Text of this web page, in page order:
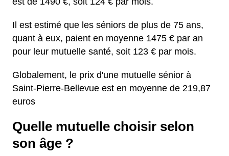
Il est estimé que les séniors de plus de 75 ans,
quant à eux, paient en moyenne 1475 € par an
pour leur mutuelle santé, soit 123 € par mois.
Globalement, le prix d'une mutuelle sénior à
Saint-Pierre-Bellevue est en moyenne de 219,87
euros
Quelle mutuelle choisir selon
son âge ?